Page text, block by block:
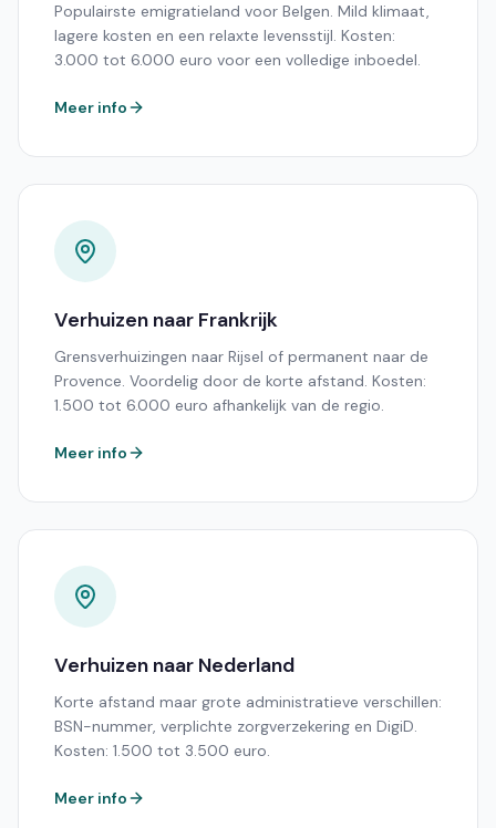
Populairste emigratieland voor Belgen. Mild klimaat,
lagere kosten en een relaxte levensstijl. Kosten:
3.000 tot 6.000 euro voor een volledige inboedel.
Meer info
Verhuizen naar Frankrijk
Grensverhuizingen naar Rijsel of permanent naar de
Provence. Voordelig door de korte afstand. Kosten:
1.500 tot 6.000 euro afhankelijk van de regio.
Meer info
Verhuizen naar Nederland
Korte afstand maar grote administratieve verschillen:
BSN-nummer, verplichte zorgverzekering en DigiD.
Kosten: 1.500 tot 3.500 euro.
Meer info